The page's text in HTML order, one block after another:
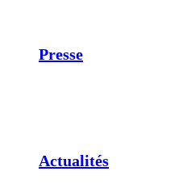
Presse
Actualités